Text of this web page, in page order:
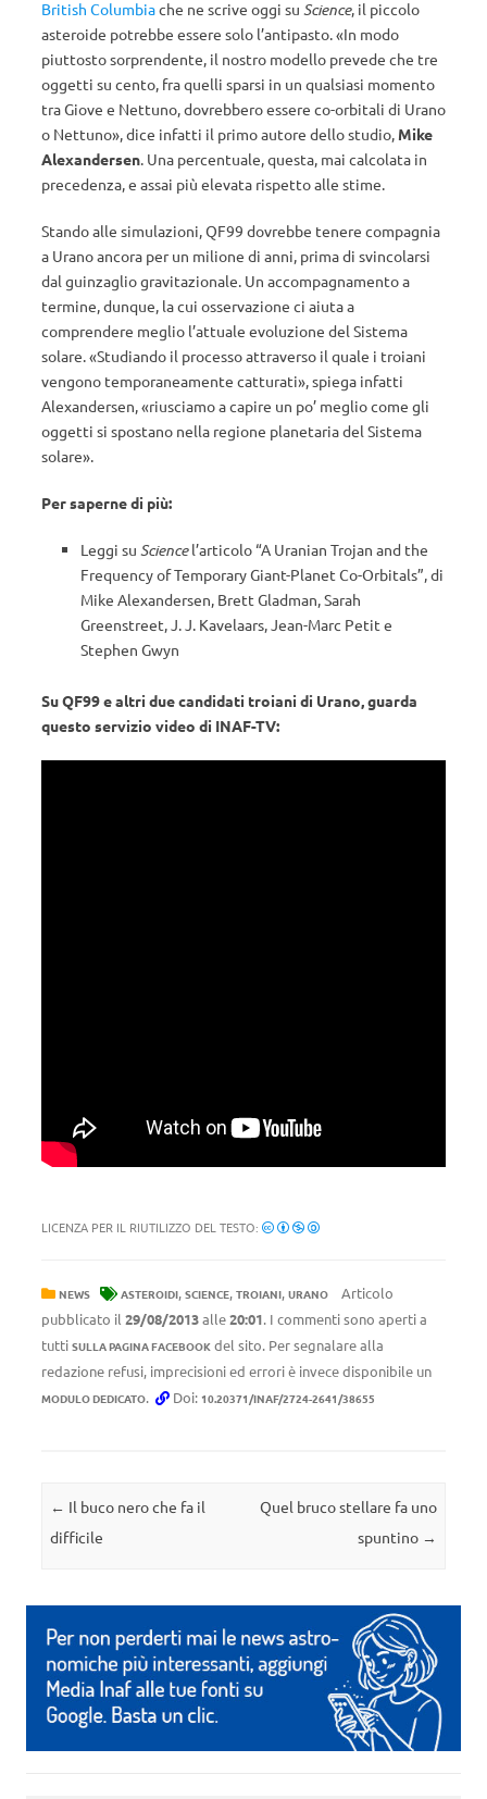
British Columbiache ne scrive oggi su Science, il piccolo
asteroide potrebbe essere solo l’antipasto. «In modo
piuttosto sorprendente, il nostro modello prevede che tre
oggetti su cento, fra quelli sparsi in un qualsiasi momento
tra Giove e Nettuno, dovrebbero essere co-orbitali di Urano
o Nettuno», dice infatti il primo autore dello studio, Mike
Alexandersen. Una percentuale, questa, mai calcolata in
precedenza, e assai più elevata rispetto alle stime.
Stando alle simulazioni, QF99 dovrebbe tenere compagnia
a Urano ancora per un milione di anni, prima di svincolarsi
dal guinzaglio gravitazionale. Un accompagnamento a
termine, dunque, la cui osservazione ci aiuta a
comprendere meglio l’attuale evoluzione del Sistema
solare. «Studiando il processo attraverso il quale i troiani
vengono temporaneamente catturati», spiega infatti
Alexandersen, «riusciamo a capire un po’ meglio come gli
oggetti si spostano nella regione planetaria del Sistema
solare».
Per saperne di più:
Leggi su Sciencel’articolo “A Uranian Trojan and the
Frequency of Temporary Giant-Planet Co-Orbitals”, di
Mike Alexandersen, Brett Gladman, Sarah
Greenstreet, J. J. Kavelaars, Jean-Marc Petit e
Stephen Gwyn
Su QF99 e altri due candidati troiani di Urano, guarda
questo servizio video di INAF-TV:
LICENZA PER IL RIUTILIZZO DEL TESTO:
NEWS ASTEROIDI, SCIENCE, TROIANI, URANO
Articolo
pubblicato il 29/08/2013alle20:01. I commenti sono aperti a
tutti SULLA PAGINA FACEBOOK del sito. Per segnalare alla
redazione refusi, imprecisioni ed errori è invece disponibile un
MODULO DEDICATO. Doi: 10.20371/INAF/2724-2641/38655
Navigazione articolo
← Il buco nero che fa il
difficile
Quel bruco stellare fa uno
spuntino →